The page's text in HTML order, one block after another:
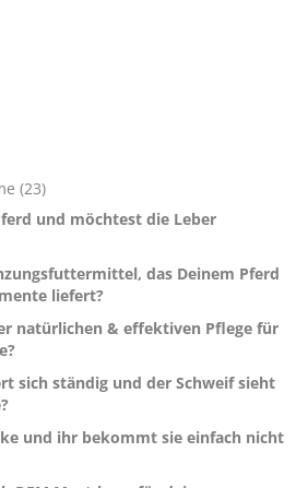
(23)
und möchtest die Leber
das Deinem Pferd
liefert?
natürlichen & effektiven Pflege für
sich ständig und der Schweif sieht
und ihr bekommt sie einfach nicht